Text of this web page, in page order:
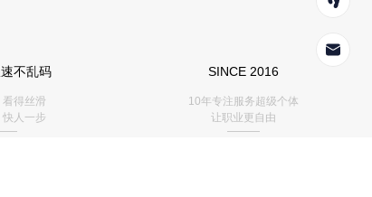
不乱码
得丝滑
快人一步
SINCE 2016
10年专注服务超级个体
让职业更自由
———